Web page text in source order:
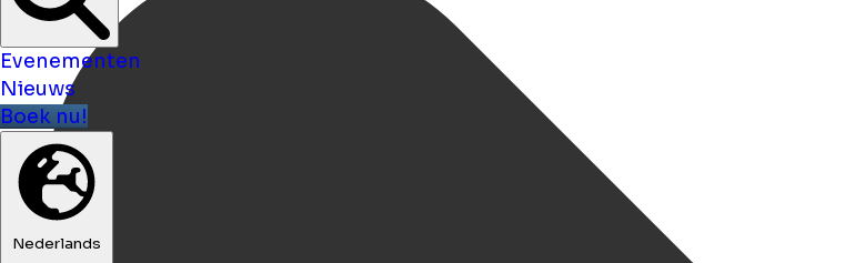
Evenementen
Nieuws
Boek nu!
Nederlands